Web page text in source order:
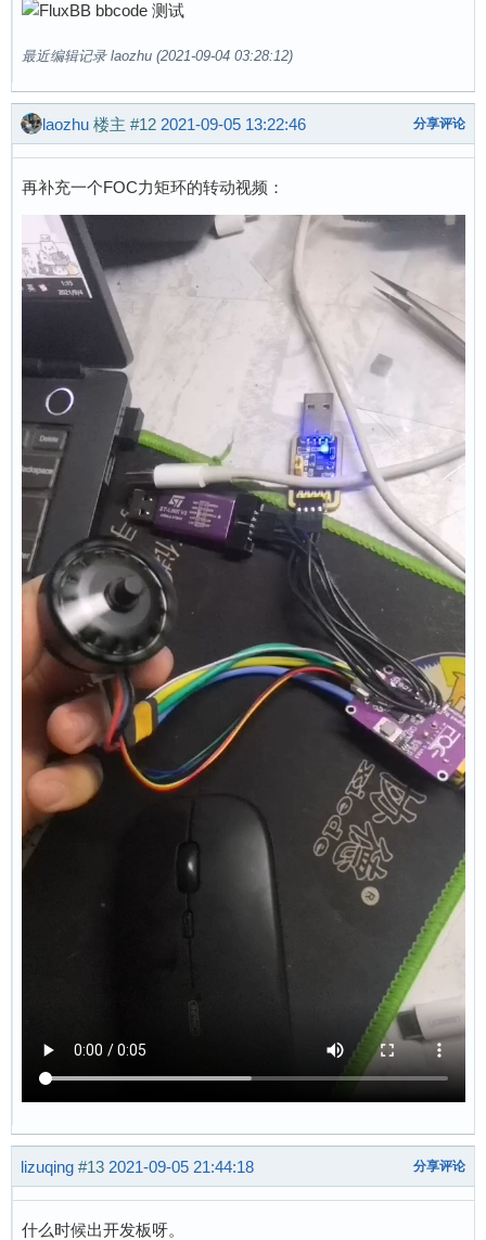
最近编辑记录 laozhu (2021-09-04 03:28:12)
laozhu 楼主 #12 2021-09-05 13:22:46 分享评论
再补充一个FOC力矩环的转动视频：
lizuqing #13 2021-09-05 21:44:18 分享评论
什么时候出开发板呀。